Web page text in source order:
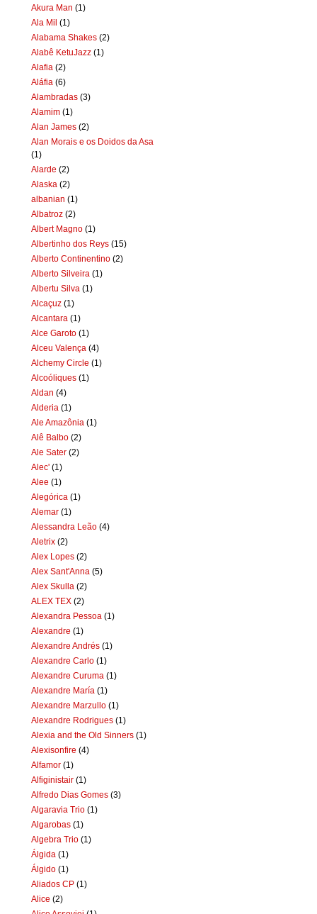
Akura Man (1)
Ala Mil (1)
Alabama Shakes (2)
Alabê KetuJazz (1)
Alafia (2)
Aláfia (6)
Alambradas (3)
Alamim (1)
Alan James (2)
Alan Morais e os Doidos da Asa
(1)
Alarde (2)
Alaska (2)
albanian (1)
Albatroz (2)
Albert Magno (1)
Albertinho dos Reys (15)
Alberto Continentino (2)
Alberto Silveira (1)
Albertu Silva (1)
Alcaçuz (1)
Alcantara (1)
Alce Garoto (1)
Alceu Valença (4)
Alchemy Circle (1)
Alcoóliques (1)
Aldan (4)
Alderia (1)
Ale Amazônia (1)
Alê Balbo (2)
Ale Sater (2)
Alec' (1)
Alee (1)
Alegórica (1)
Alemar (1)
Alessandra Leão (4)
Aletrix (2)
Alex Lopes (2)
Alex Sant'Anna (5)
Alex Skulla (2)
ALEX TEX (2)
Alexandra Pessoa (1)
Alexandre (1)
Alexandre Andrés (1)
Alexandre Carlo (1)
Alexandre Curuma (1)
Alexandre María (1)
Alexandre Marzullo (1)
Alexandre Rodrigues (1)
Alexia and the Old Sinners (1)
Alexisonfire (4)
Alfamor (1)
Alfiginistair (1)
Alfredo Dias Gomes (3)
Algaravia Trio (1)
Algarobas (1)
Algebra Trio (1)
Álgida (1)
Álgido (1)
Aliados CP (1)
Alice (2)